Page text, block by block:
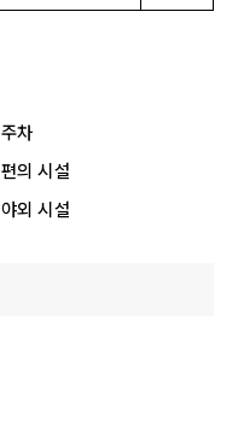
주차
편의 시설
야외 시설